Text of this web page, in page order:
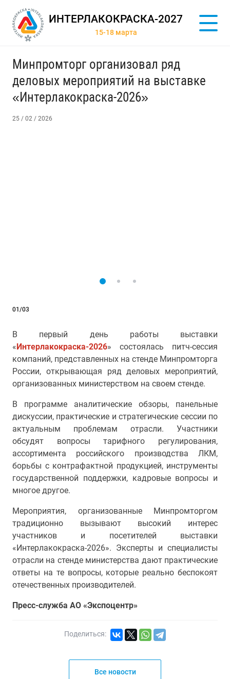
ИНТЕРЛАКОКРАСКА-2027
15-18 марта
Минпромторг организовал ряд
деловых мероприятий на выставке
«Интерлакокраска-2026»
25 / 02 / 2026
01/03
В первый день работы выставки
«Интерлакокраска-2026» состоялась питч-сессия
компаний, представленных на стенде Минпромторга
России, открывающая ряд деловых мероприятий,
организованных министерством на своем стенде.
В программе аналитические обзоры, панельные
дискуссии, практические и стратегические сессии по
актуальным проблемам отрасли. Участники
обсудят вопросы тарифного регулирования,
ассортимента российского производства ЛКМ,
борьбы с контрафактной продукцией, инструменты
государственной поддержки, кадровые вопросы и
многое другое.
Мероприятия, организованные Минпромторгом
традиционно вызывают высокий интерес
участников и посетителей выставки
«Интерлакокраска-2026». Эксперты и специалисты
отрасли на стенде министерства дают практические
ответы на те вопросы, которые реально беспокоят
отечественных производителей.
Пресс-служба АО «Экспоцентр»
Поделиться:
Все новости